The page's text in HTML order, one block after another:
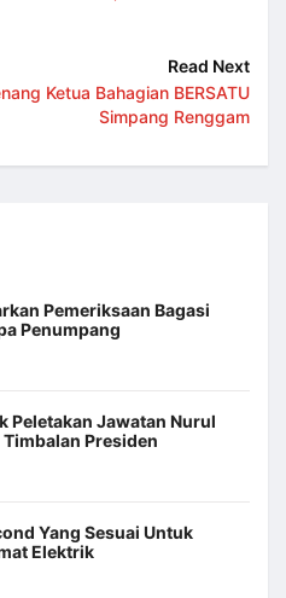
Read Next
Ketua Bahagian BERSATU
Simpang Renggam
Pemeriksaan Bagasi
Penumpang
Peletakan Jawatan Nurul
Presiden
Yang Sesuai Untuk
Elektrik